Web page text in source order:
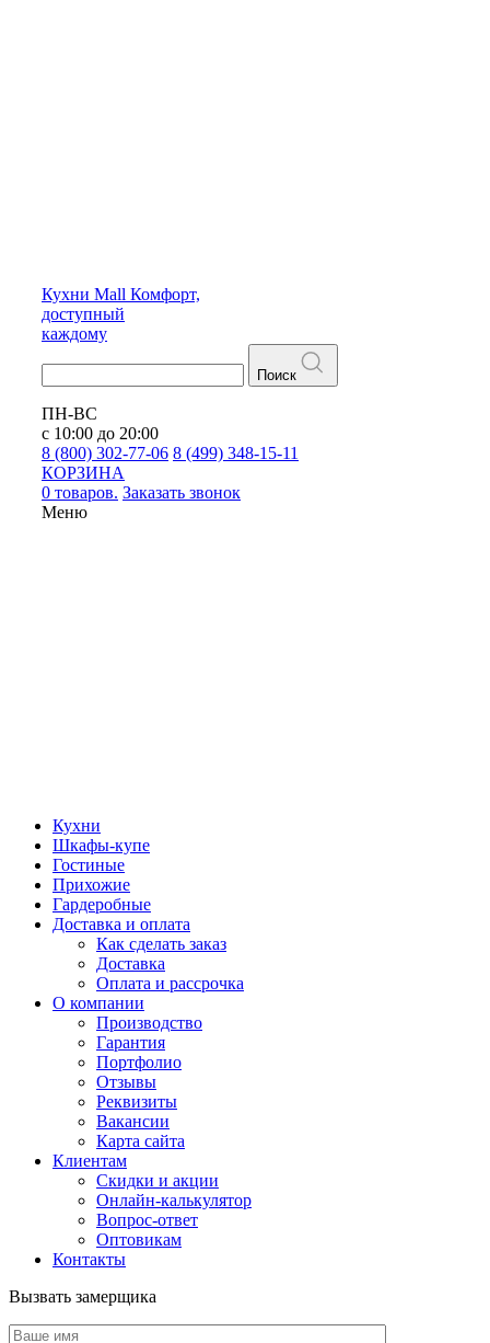
Кухни Mall Комфорт,
доступный
каждому
Поиск
ПН-ВС
с 10:00 до 20:00
8 (800) 302-77-06 8 (499) 348-15-11
КОРЗИНА
0 товаров. Заказать звонок
Меню
Кухни
Шкафы-купе
Гостиные
Прихожие
Гардеробные
Доставка и оплата
Как сделать заказ
Доставка
Оплата и рассрочка
О компании
Производство
Гарантия
Портфолио
Отзывы
Реквизиты
Вакансии
Карта сайта
Клиентам
Скидки и акции
Онлайн-калькулятор
Вопрос-ответ
Оптовикам
Контакты
Вызвать замерщика